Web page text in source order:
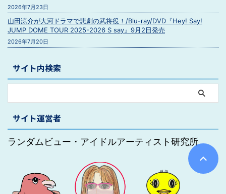
2026年7月23日
山田涼介が大河ドラマで悲劇の武将役！/Blu-ray/DVD『Hey! Say!
JUMP DOME TOUR 2025-2026 S say』9月2日発売
2026年7月20日
サイト内検索
サイト運営者
ランダムビュー・アイドルアーティスト研究所